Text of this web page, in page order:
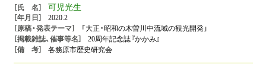
可児光生
2020.2
「大正・昭和の木曽川中流域の観光開発」
20周年記念誌『かかみ』
各務原市歴史研究会